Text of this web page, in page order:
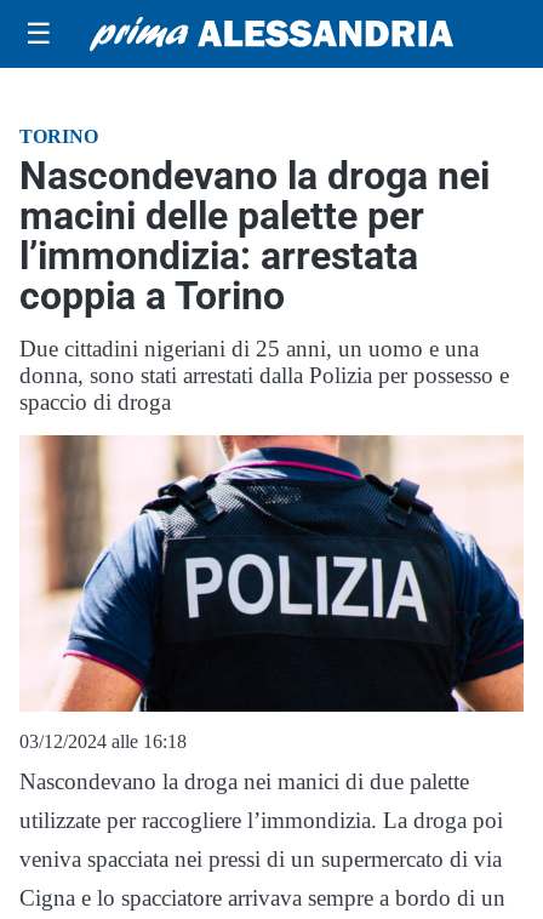
☰
TORINO
Nascondevano la droga nei
macini delle palette per
l’immondizia: arrestata
coppia a Torino
Due cittadini nigeriani di 25 anni, un uomo e una
donna, sono stati arrestati dalla Polizia per possesso e
spaccio di droga
03/12/2024 alle 16:18
Nascondevano la droga nei manici di due palette
utilizzate per raccogliere l’immondizia. La droga poi
veniva spacciata nei pressi di un supermercato di via
Cigna e lo spacciatore arrivava sempre a bordo di un